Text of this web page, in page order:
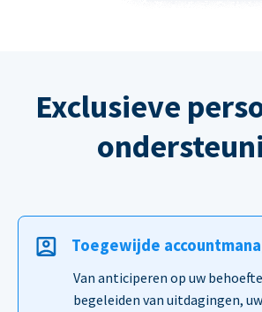
Exclusieve
Toegewijde
Van anticiperen op uw
begeleiden van uitdagingen,